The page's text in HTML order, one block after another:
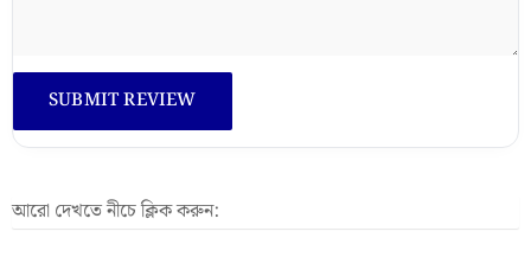
আরো দেখতে নীচে ক্লিক করুন: